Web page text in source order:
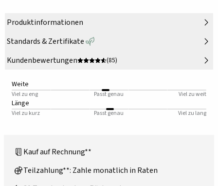
Produktinformationen
Standards & Zertifikate
Kundenbewertungen
(85)
Weite
Viel zu eng Passt genau Viel zu weit
Länge
Viel zu kurz Passt genau Viel zu lang
Kauf auf Rechnung**
Teilzahlung**: Zahle monatlich in Raten